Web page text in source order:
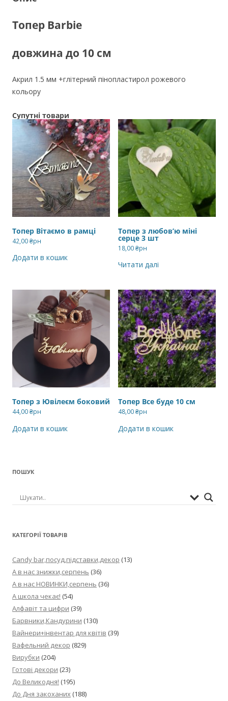
Тoпер Barbie
довжина до 10 см
Акрил 1.5 мм +глітерний пінопластирол рожевого
кольору
Супутні товари
Топер Вітаємо в рамці
42,00₴рн
Додати в кошик
Топер з любов’ю міні
серце 3 шт
18,00₴рн
Читати далі
Топер з Ювілеєм боковий
44,00₴рн
Додати в кошик
Топер Все буде 10 см
48,00₴рн
Додати в кошик
ПОШУК
КАТЕГОРІЇ ТОВАРІВ
Candy bar,посуд,підставки,декор (13)
А в нас знижки,серпень (36)
А в нас НОВИНКИ,серпень (36)
А школа чекає! (54)
Алфавіт та цифри (39)
Барвники,Кандурини (130)
Вайнери+інвентар для квітів (39)
Вафельний декор (829)
Вирубки (204)
Готові декори (23)
До Великодня! (195)
До Дня закоханих (188)